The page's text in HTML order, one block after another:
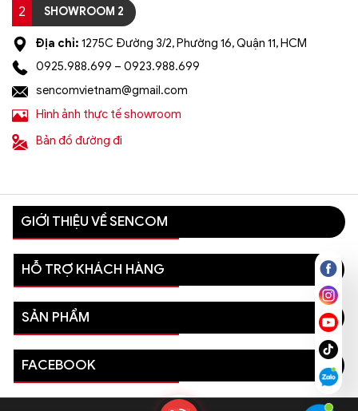
2 SHOWROOM 2
Địa chỉ: 1275C Đường 3/2, Phường 16, Quận 11, HCM
0925.988.699 – 0923.988.699
sencomvietnam@gmail.com
Hình ảnh thực tế showroom
Bản đồ đường đi
GIỚI THIỆU VỀ SENCOM
HỖ TRỢ KHÁCH HÀNG
SẢN PHẨM
FACEBOOK